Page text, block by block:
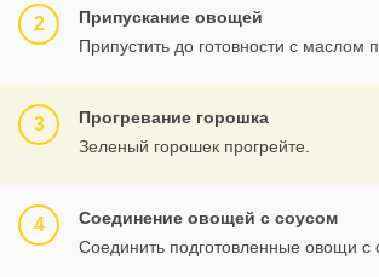
Припускание овощей
Припустить до готовности с маслом
Прогревание горошка
Зеленый горошек прогрейте.
Соединение овощей с соусом
Соединить подготовленные овощи с